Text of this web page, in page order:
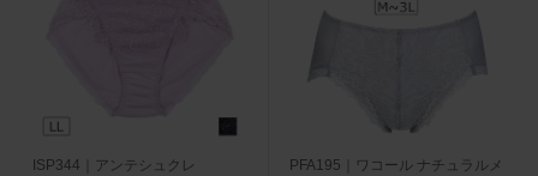
ISP344｜アンテシュクレ
PFA195｜ワコール ナチュラルメ